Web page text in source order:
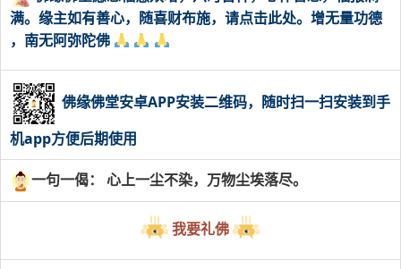
满。缘主如有善心，随喜财布施，请点击此处。增无量功德
，南无阿弥陀佛
佛缘佛堂安卓APP安装二维码，随时扫一扫安装到手
机app方便后期使用
一句一偈： 心上一尘不染，万物尘埃落尽。
我要礼佛